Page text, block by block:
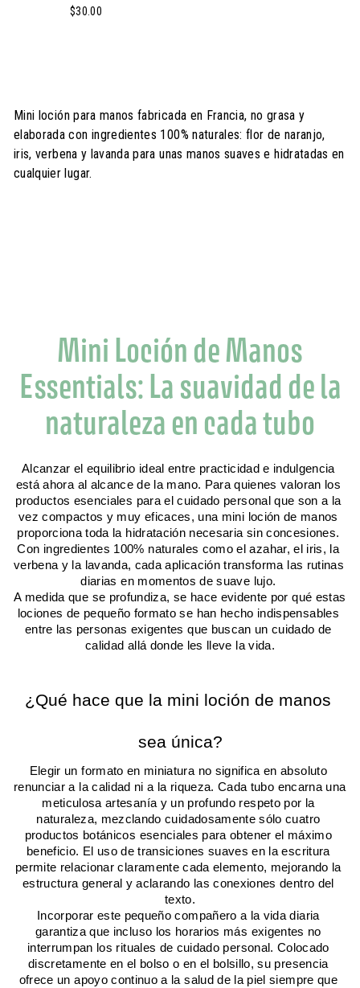
$30.00
Mini loción para manos fabricada en Francia, no grasa y
elaborada con ingredientes 100% naturales: flor de naranjo,
iris, verbena y lavanda para unas manos suaves e hidratadas en
cualquier lugar.
Mini Loción de Manos
Essentials: La suavidad de la
naturaleza en cada tubo
Alcanzar el equilibrio ideal entre practicidad e indulgencia
está ahora al alcance de la mano. Para quienes valoran los
productos esenciales para el cuidado personal que son a la
vez compactos y muy eficaces, una mini loción de manos
proporciona toda la hidratación necesaria sin concesiones.
Con ingredientes 100% naturales como el azahar, el iris, la
verbena y la lavanda, cada aplicación transforma las rutinas
diarias en momentos de suave lujo.
A medida que se profundiza, se hace evidente por qué estas
lociones de pequeño formato se han hecho indispensables
entre las personas exigentes que buscan un cuidado de
calidad allá donde les lleve la vida.
¿Qué hace que la mini loción de manos
sea única?
Elegir un formato en miniatura no significa en absoluto
renunciar a la calidad ni a la riqueza. Cada tubo encarna una
meticulosa artesanía y un profundo respeto por la
naturaleza, mezclando cuidadosamente sólo cuatro
productos botánicos esenciales para obtener el máximo
beneficio. El uso de transiciones suaves en la escritura
permite relacionar claramente cada elemento, mejorando la
estructura general y aclarando las conexiones dentro del
texto.
Incorporar este pequeño compañero a la vida diaria
garantiza que incluso los horarios más exigentes no
interrumpan los rituales de cuidado personal. Colocado
discretamente en el bolso o en el bolsillo, su presencia
ofrece un apoyo continuo a la salud de la piel siempre que